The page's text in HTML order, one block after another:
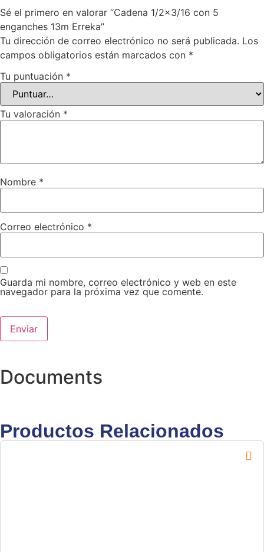
Sé el primero en valorar “Cadena 1/2×3/16 con 5
enganches 13m Erreka”
Tu dirección de correo electrónico no será publicada. Los
campos obligatorios están marcados con *
Tu puntuación *
Tu valoración *
Nombre *
Correo electrónico *
Guarda mi nombre, correo electrónico y web en este
navegador para la próxima vez que comente.
Documents
Productos Relacionados